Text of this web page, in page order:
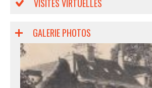
VISITES VIRTUELLES
GALERIE PHOTOS